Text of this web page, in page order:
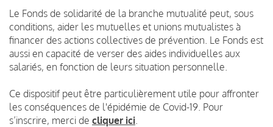
Le Fonds de solidarité de la branche mutualité peut, sous
conditions, aider les mutuelles et unions mutualistes à
financer des actions collectives de prévention. Le Fonds est
aussi en capacité de verser des aides individuelles aux
salariés, en fonction de leurs situation personnelle.
Ce dispositif peut être particulièrement utile pour affronter
les conséquences de l'épidémie de Covid-19. Pour
s’inscrire, merci de cliquer ici